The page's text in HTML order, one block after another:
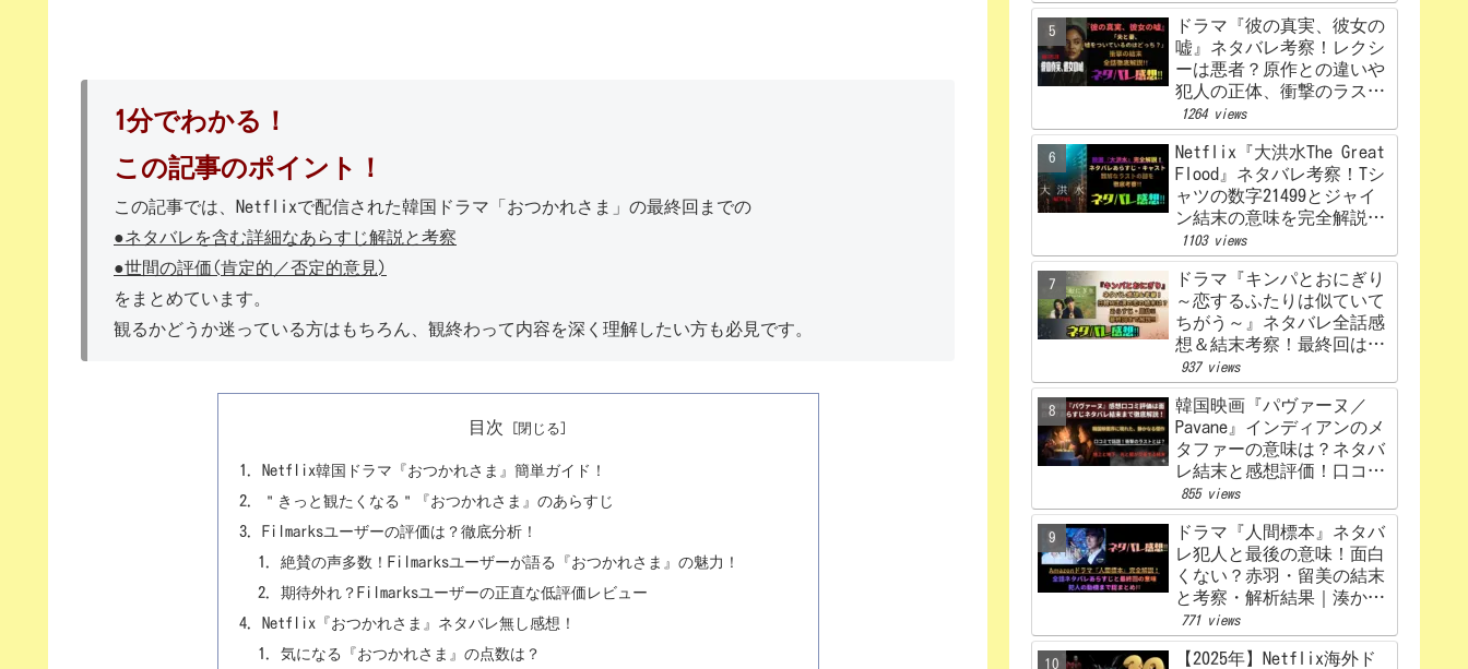
1分でわかる！
この記事のポイント！
この記事では、Netflixで配信された韓国ドラマ「おつかれさま」の最終回までの
●ネタバレを含む詳細なあらすじ解説と考察
●世間の評価(肯定的／否定的意見)
をまとめています。
観るかどうか迷っている方はもちろん、観終わって内容を深く理解したい方も必見です。
目次
Netflix韓国ドラマ『おつかれさま』簡単ガイド！
＂きっと観たくなる＂『おつかれさま』のあらすじ
Filmarksユーザーの評価は？徹底分析！
絶賛の声多数！Filmarksユーザーが語る『おつかれさま』の魅力！
期待外れ？Filmarksユーザーの正直な低評価レビュー
Netflix『おつかれさま』ネタバレ無し感想！
気になる『おつかれさま』の点数は？
ドラマ『彼の真実、彼女の
嘘』ネタバレ考察！レクシ
ーは悪者？原作との違いや
犯人の正体、衝撃のラスト
まで完全解説
1264 views
Netflix『大洪水The Great
Flood』ネタバレ考察！Tシ
ャツの数字21499とジャイ
ン結末の意味を完全解説！
感想、評価！
1103 views
ドラマ『キンパとおにぎり
～恋するふたりは似ていて
ちがう～』ネタバレ全話感
想＆結末考察！最終回はど
うなる？あらすじから原
作、キャスト相関図まで徹
底解説【赤楚衛二×カン・
ヘウォン】
937 views
韓国映画『パヴァーヌ／
Pavane』インディアンのメ
タファーの意味は？ネタバ
レ結末と感想評価！口コミ
あらすじ徹底考察
【Netflix】
855 views
ドラマ『人間標本』ネタバ
レ犯人と最後の意味！面白
くない？赤羽・留美の結末
と考察・解析結果｜湊かな
えあらすじ
771 views
【2025年】Netflix海外ド